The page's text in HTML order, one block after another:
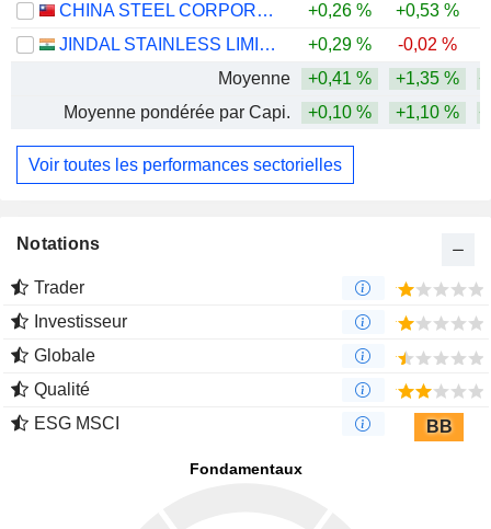
CHINA STEEL CORPORATION
+0,26 % +0,53 %
JINDAL STAINLESS LIMITED
+0,29 % -0,02 %
Moyenne
+0,41 % +1,35 %
Moyenne pondérée par Capi.
+0,10 % +1,10 %
Voir toutes les performances sectorielles
Notations
Trader
Investisseur
Globale
Qualité
ESG MSCI
BB